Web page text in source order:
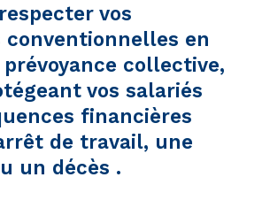
vos
conventionnelles en
collective,
vos salariés
financières
de travail, une
un décès .